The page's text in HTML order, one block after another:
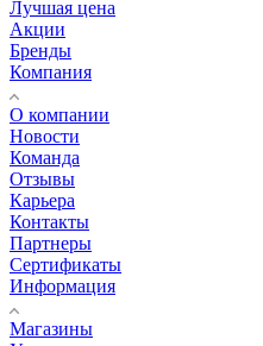
Лучшая цена
Акции
Бренды
Компания
О компании
Новости
Команда
Отзывы
Карьера
Контакты
Партнеры
Сертификаты
Информация
Магазины